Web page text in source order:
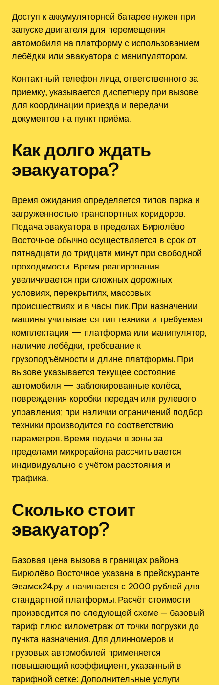
Доступ к аккумуляторной батарее нужен при
запуске двигателя для перемещения
автомобиля на платформу с использованием
лебёдки или эвакуатора с манипулятором.
Контактный телефон лица, ответственного за
приемку, указывается диспетчеру при вызове
для координации приезда и передачи
документов на пункт приёма.
Как долго ждать
эвакуатора?
Время ожидания определяется типов парка и
загруженностью транспортных коридоров.
Подача эвакуатора в пределах Бирюлёво
Восточное обычно осуществляется в срок от
пятнадцати до тридцати минут при свободной
проходимости. Время реагирования
увеличивается при сложных дорожных
условиях, перекрытиях, массовых
происшествиях и в часы пик. При назначении
машины учитывается тип техники и требуемая
комплектация — платформа или манипулятор,
наличие лебёдки, требование к
грузоподъёмности и длине платформы. При
вызове указывается текущее состояние
автомобиля — заблокированные колёса,
повреждения коробки передач или рулевого
управления; при наличии ограничений подбор
техники производится по соответствию
параметров. Время подачи в зоны за
пределами микрорайона рассчитывается
индивидуально с учётом расстояния и
трафика.
Сколько стоит
эвакуатор?
Базовая цена вызова в границах района
Бирюлёво Восточное указана в прейскуранте
Эвамск24.ру и начинается с 2000 рублей для
стандартной платформы. Расчёт стоимости
производится по следующей схеме ─ базовый
тариф плюс километраж от точки погрузки до
пункта назначения. Для длинномеров и
грузовых автомобилей применяется
повышающий коэффициент, указанный в
тарифной сетке; Дополнительные услуги